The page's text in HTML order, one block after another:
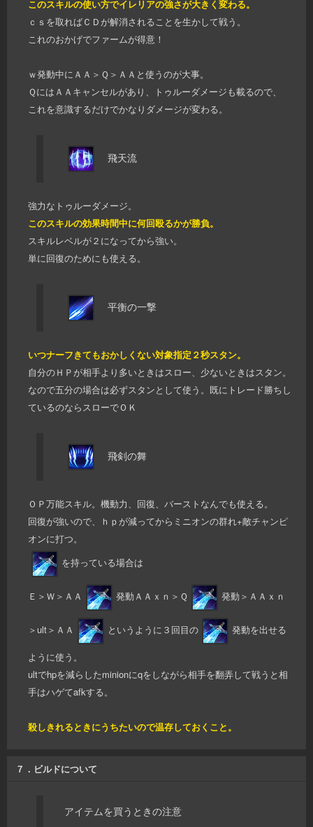
このスキルの使い方でイレリアの強さが大きく変わる。
ｃｓを取ればＣＤが解消されることを生かして戦う。
これのおかげでファームが得意！
ｗ発動中にＡＡ＞Ｑ＞ＡＡと使うのが大事。
ＱにはＡＡキャンセルがあり、トゥルーダメージも載るので、
これを意識するだけでかなりダメージが変わる。
飛天流
強力なトゥルーダメージ。
このスキルの効果時間中に何回殴るかが勝負。
スキルレベルが２になってから強い。
単に回復のためにも使える。
平衡の一撃
いつナーフきてもおかしくない対象指定２秒スタン。
自分のＨＰが相手より多いときはスロー、少ないときはスタン。
なので五分の場合は必ずスタンとして使う。既にトレード勝ちし
ているのならスローでＯＫ
飛剣の舞
ＯＰ万能スキル。機動力、回復、バーストなんでも使える。
回復が強いので、ｈｐが減ってからミニオンの群れ+敵チャンピ
オンに打つ。
を持っている場合は
Ｅ＞Ｗ＞ＡＡ 発動ＡＡｘｎ＞Ｑ 発動＞ＡＡｘｎ
＞ult＞ＡＡ というように３回目の 発動を出せる
ように使う。
ultでhpを減らしたminionにqをしながら相手を翻弄して戦うと相
手はハゲてafkする。
殺しきれるときにうちたいので温存しておくこと。
７．ビルドについて
アイテムを買うときの注意